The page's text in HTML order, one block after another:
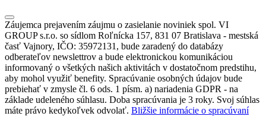
Záujemca prejavením záujmu o zasielanie noviniek spol. VI
GROUP s.r.o. so sídlom Roľnícka 157, 831 07 Bratislava - mestská
časť Vajnory, IČO: 35972131, bude zaradený do databázy
odberateľov newslettrov a bude elektronickou komunikáciou
informovaný o všetkých našich aktivitách v dostatočnom predstihu,
aby mohol využiť benefity. Spracúvanie osobných údajov bude
prebiehať v zmysle čl. 6 ods. 1 písm. a) nariadenia GDPR - na
základe udeleného súhlasu. Doba spracúvania je 3 roky. Svoj súhlas
máte právo kedykoľvek odvolať. Bližšie informácie o spracúvaní